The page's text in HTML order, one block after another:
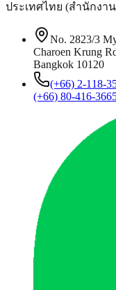
ประเทศไทย (สำนักงา
No. 2823/3
Charoen Krung
Bangkok 10120
(+66) 2-118-
(+66) 80-416-